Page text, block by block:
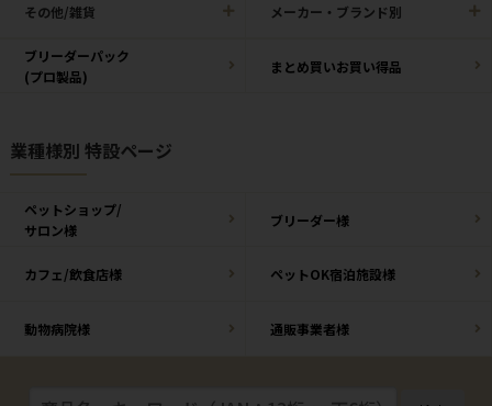
その他/雑貨 メーカー・ブランド別
ブリーダーパック
(プロ製品)
まとめ買いお買い得品
業種様別 特設ページ
ペットショップ/
サロン様
ブリーダー様
カフェ/飲食店様 ペットOK宿泊施設様
動物病院様 通販事業者様